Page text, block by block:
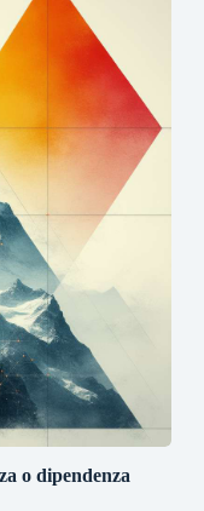
o dipendenza